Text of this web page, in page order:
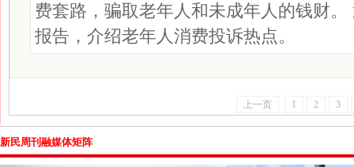
费套路，骗取老年人和未成年人的钱财
报告，介绍老年人消费投诉热点。
上一页 1 2 3
新民周刊融媒体矩阵